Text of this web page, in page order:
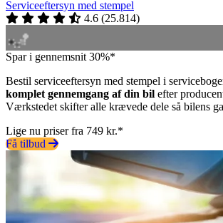
Serviceeftersyn med stempel
4.6 (25.814)
Spar i gennemsnit 30%*
Bestil serviceeftersyn med stempel i
komplet gennemgang af din bil efter
Værkstedet skifter alle krævede dele så bilens
Lige nu priser fra 749 kr.*
Få tilbud